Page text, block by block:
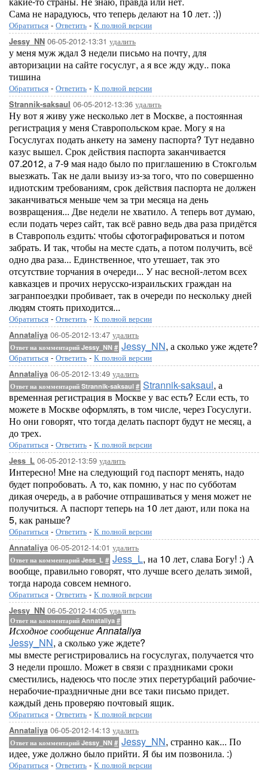
Сама не нарадуюсь, что теперь делают на 10 лет. :))
Обратиться - Ответить - К полной версии
Jessy_NN 06-05-2012-13:31 удалить
у меня муж ждал 3 недели письмо на почту, для
авторизации на сайте госуслуг, а я все жду жду.. пока
тишина
Обратиться - Ответить - К полной версии
Strannik-saksaul 06-05-2012-13:36 удалить
Ну вот я живу уже несколько лет в Москве, а постоянная
регистрация у меня Ставропольском крае. Могу я на
Госуслугах подать анкету на замену паспорта? Тут недавно
казус вышел. Срок действия паспорта заканчивается
07.2012, а 7-9 мая надо было по приглашению в Стокгольм
выезжать. Так не дали выизу из-за того, что по совершенно
идиотским требованиям, срок действия паспорта не должен
заканчиваться меньше чем за три месяца на день
возвращения... Две недели не хватило. А теперь вот думаю,
если подать через сайт, так всё равно ведь два раза придётся
в Ставрополь ездить: чтобы сфотографироваться и потом
забрать. И так, чтобы на месте сдать, а потом получить, всё
одно два раза... Единственное, что утешает, так это
отсутствие торчания в очереди... У нас весной-летом всех
кавказцев и прочих нерусско-израильских граждан на
загранпоездки пробивает, так в очереди по нескольку дней
людям стоять приходится...
Обратиться - Ответить - К полной версии
Annataliya 06-05-2012-13:47 удалить
Ответ на комментарий Jessy_NN # Jessy_NN, а сколько уже ждете?
Обратиться - Ответить - К полной версии
Annataliya 06-05-2012-13:49 удалить
Ответ на комментарий Strannik-saksaul # Strannik-saksaul, а
временная регистрация в Москве у вас есть? Если есть, то
можете в Москве оформлять, в том числе, через Госуслуги.
Но они говорят, что тогда делать паспорт будут не месяц, а
до трех.
Обратиться - Ответить - К полной версии
Jess_L 06-05-2012-13:59 удалить
Интересно! Мне на следующий год паспорт менять, надо
будет попробовать. А то, как помню, у нас по субботам
дикая очередь, а в рабочие отпрашиваться у меня может не
получиться. А паспорт теперь на 10 лет дают, или пока на
5, как раньше?
Обратиться - Ответить - К полной версии
Annataliya 06-05-2012-14:01 удалить
Ответ на комментарий Jess_L # Jess_L, на 10 лет, слава Богу! :) А
вообще, правильно говорят, что лучше всего делать зимой,
тогда народа совсем немного.
Обратиться - Ответить - К полной версии
Jessy_NN 06-05-2012-14:05 удалить
Ответ на комментарий Annataliya #
Исходное сообщение Annataliya
Jessy_NN, а сколько уже ждете?
мы вместе регистрировались на госуслугах, получается что
3 недели прошло. Может в связи с праздниками сроки
сместились, надеюсь что после этих перетурбаций рабочие-
нерабочие-праздничные дни все таки письмо придет.
каждый день проверяю почтовый ящик.
Обратиться - Ответить - К полной версии
Annataliya 06-05-2012-14:13 удалить
Ответ на комментарий Jessy_NN # Jessy_NN, странно как... По
идее, уже должно было прийти. Я бы им позвонила. :)
Обратиться - Ответить - К полной версии